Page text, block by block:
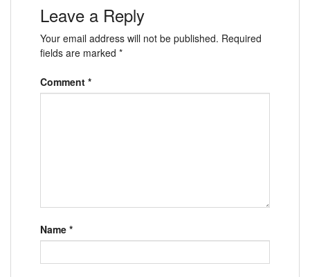
Leave a Reply
Your email address will not be published. Required
fields are marked *
Comment *
Name *